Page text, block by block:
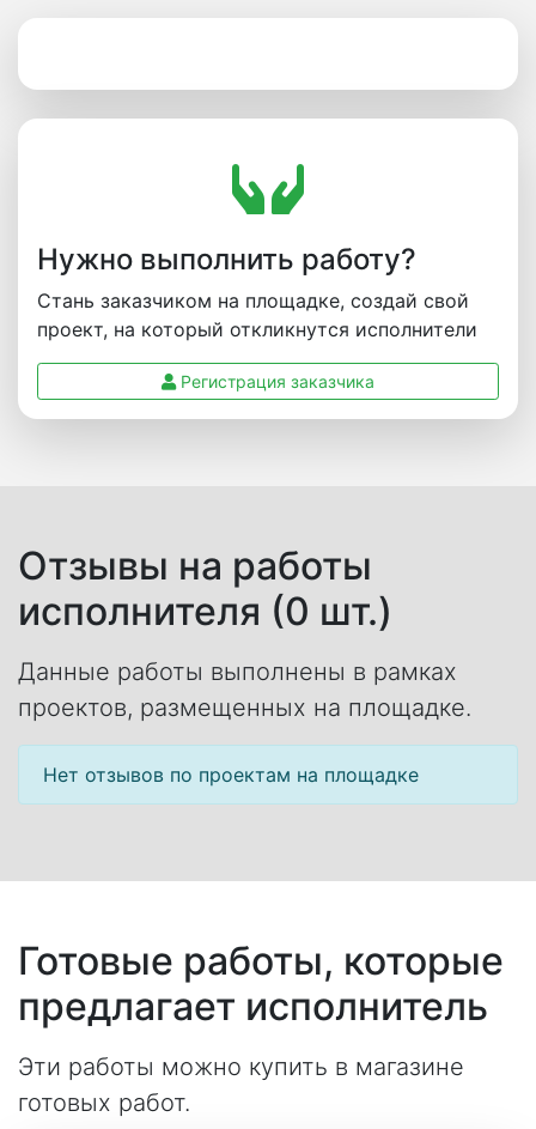
Нужно выполнить работу?
Стань заказчиком на площадке, создай свой
проект, на который откликнутся исполнители
Регистрация заказчика
Отзывы на работы
исполнителя (0 шт.)
Данные работы выполнены в рамках
проектов, размещенных на площадке.
Нет отзывов по проектам на площадке
Готовые работы, которые
предлагает исполнитель
Эти работы можно купить в магазине
готовых работ.